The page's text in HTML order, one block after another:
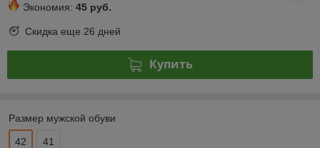
Экономия: 45 руб.
Скидка еще 26 дней
Купить
Размер мужской обуви
42 41